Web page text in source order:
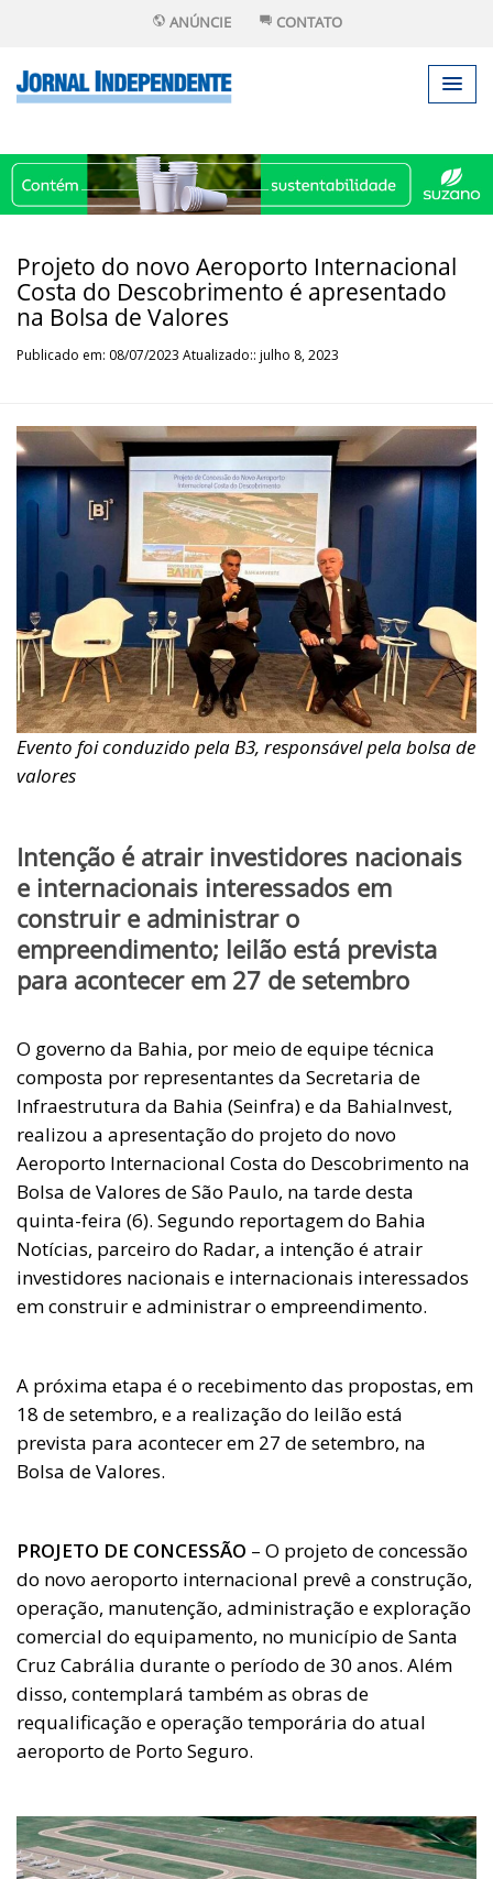
ANÚNCIE CONTATO
Projeto do novo Aeroporto Internacional
Costa do Descobrimento é apresentado
na Bolsa de Valores
Publicado em: 08/07/2023 Atualizado:: julho 8, 2023
Evento foi conduzido pela B3, responsável pela bolsa de
valores
Intenção é atrair investidores nacionais
e internacionais interessados em
construir e administrar o
empreendimento; leilão está prevista
para acontecer em 27 de setembro
O governo da Bahia, por meio de equipe técnica
composta por representantes da Secretaria de
Infraestrutura da Bahia (Seinfra) e da BahiaInvest,
realizou a apresentação do projeto do novo
Aeroporto Internacional Costa do Descobrimento na
Bolsa de Valores de São Paulo, na tarde desta
quinta-feira (6). Segundo reportagem do Bahia
Notícias, parceiro do Radar, a intenção é atrair
investidores nacionais e internacionais interessados
em construir e administrar o empreendimento.
A próxima etapa é o recebimento das propostas, em
18 de setembro, e a realização do leilão está
prevista para acontecer em 27 de setembro, na
Bolsa de Valores.
PROJETO DE CONCESSÃO – O projeto de concessão
do novo aeroporto internacional prevê a construção,
operação, manutenção, administração e exploração
comercial do equipamento, no município de Santa
Cruz Cabrália durante o período de 30 anos. Além
disso, contemplará também as obras de
requalificação e operação temporária do atual
aeroporto de Porto Seguro.